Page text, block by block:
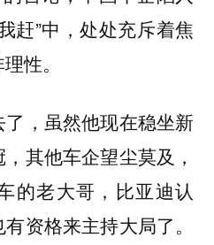
赶”中，处处充斥着焦
性。
，虽然他现在稳坐新
其他车企望尘莫及，
的老大哥，比亚迪认
资格来主持大局了。